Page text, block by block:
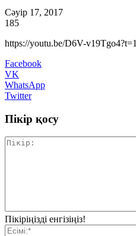
Сәуір 17, 2017
185
https://youtu.be/D6V-v19Tgo4?t=1
Facebook
VK
WhatsApp
Twitter
Пікір қосу
Пікіріңізді енгізіңіз!